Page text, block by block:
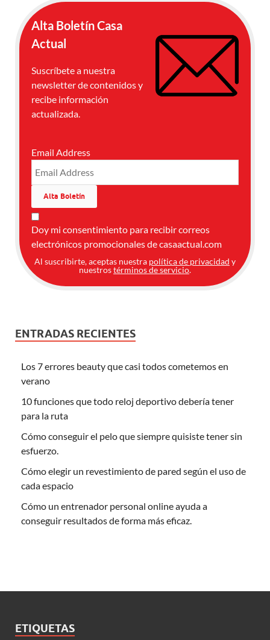
Alta Boletín Casa
Actual
Suscríbete a nuestra
newsletter de contenidos y
recibe información
actualizada.
Email Address
Doy mi consentimiento para recibir correos
electrónicos promocionales de casaactual.com
Al suscribirte, aceptas nuestra política de privacidad y
nuestrostérminos de servicio.
ENTRADAS RECIENTES
Los 7 errores beauty que casi todos cometemos en
verano
10 funciones que todo reloj deportivo debería tener
para la ruta
Cómo conseguir el pelo que siempre quisiste tener sin
esfuerzo.
Cómo elegir un revestimiento de pared según el uso de
cada espacio
Cómo un entrenador personal online ayuda a
conseguir resultados de forma más eficaz.
ETIQUETAS